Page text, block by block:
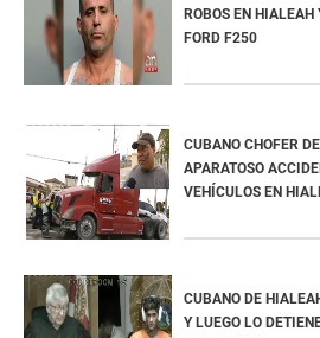
ROBOS EN HIALEAH Y MIAMI DE
FORD F250
CUBANO CHOFER
APARATOSO
VEHÍCULOS EN
CUBANO DE
Y LUEGO LO